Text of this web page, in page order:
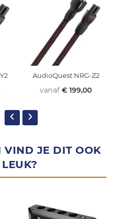
AudioQuest NRG-Z2
vanaf € 199,00
VIND JE DIT OOK
LEUK?